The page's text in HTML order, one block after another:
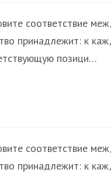
соответствие
принадлежит: к
позици…
соответствие
принадлежит: к